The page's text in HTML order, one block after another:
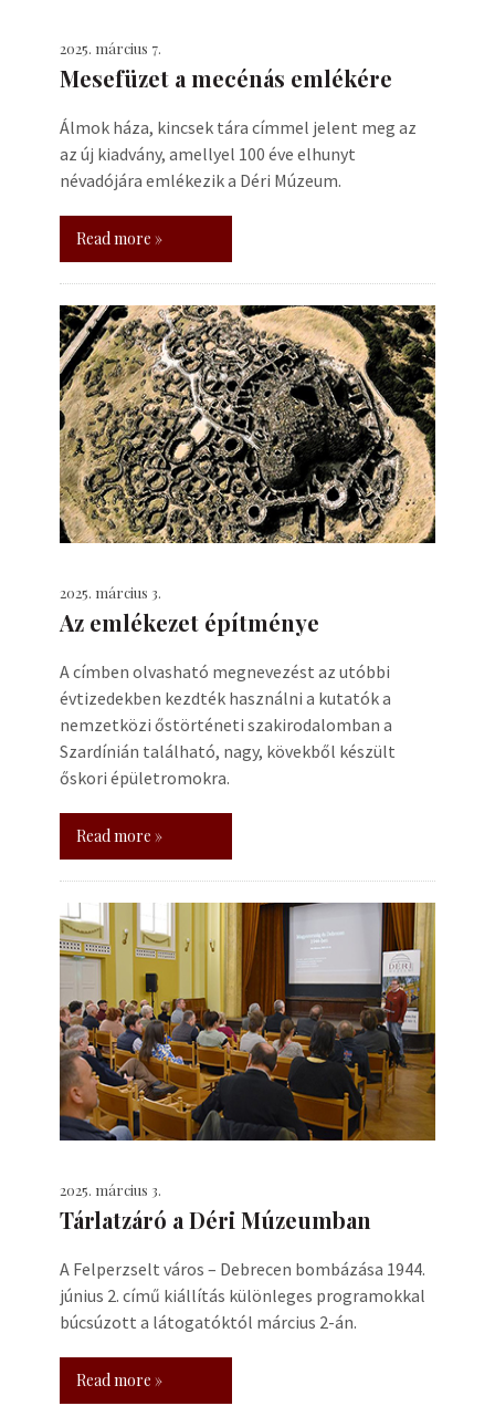
2025. március 7.
Mesefüzet a mecénás emlékére
Álmok háza, kincsek tára címmel jelent meg az
az új kiadvány, amellyel 100 éve elhunyt
névadójára emlékezik a Déri Múzeum.
Read more »
2025. március 3.
Az emlékezet építménye
A címben olvasható megnevezést az utóbbi
évtizedekben kezdték használni a kutatók a
nemzetközi őstörténeti szakirodalomban a
Szardínián található, nagy, kövekből készült
őskori épületromokra.
Read more »
2025. március 3.
Tárlatzáró a Déri Múzeumban
A Felperzselt város – Debrecen bombázása 1944.
június 2. című kiállítás különleges programokkal
búcsúzott a látogatóktól március 2-án.
Read more »